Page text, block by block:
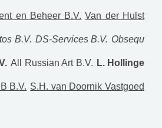
en Beheer B.V. Van der Hulst
B.V. DS-Services B.V. Obsequ
All Russian Art B.V. L. Hollinge
B.V. S.H. van Doornik Vastgoed